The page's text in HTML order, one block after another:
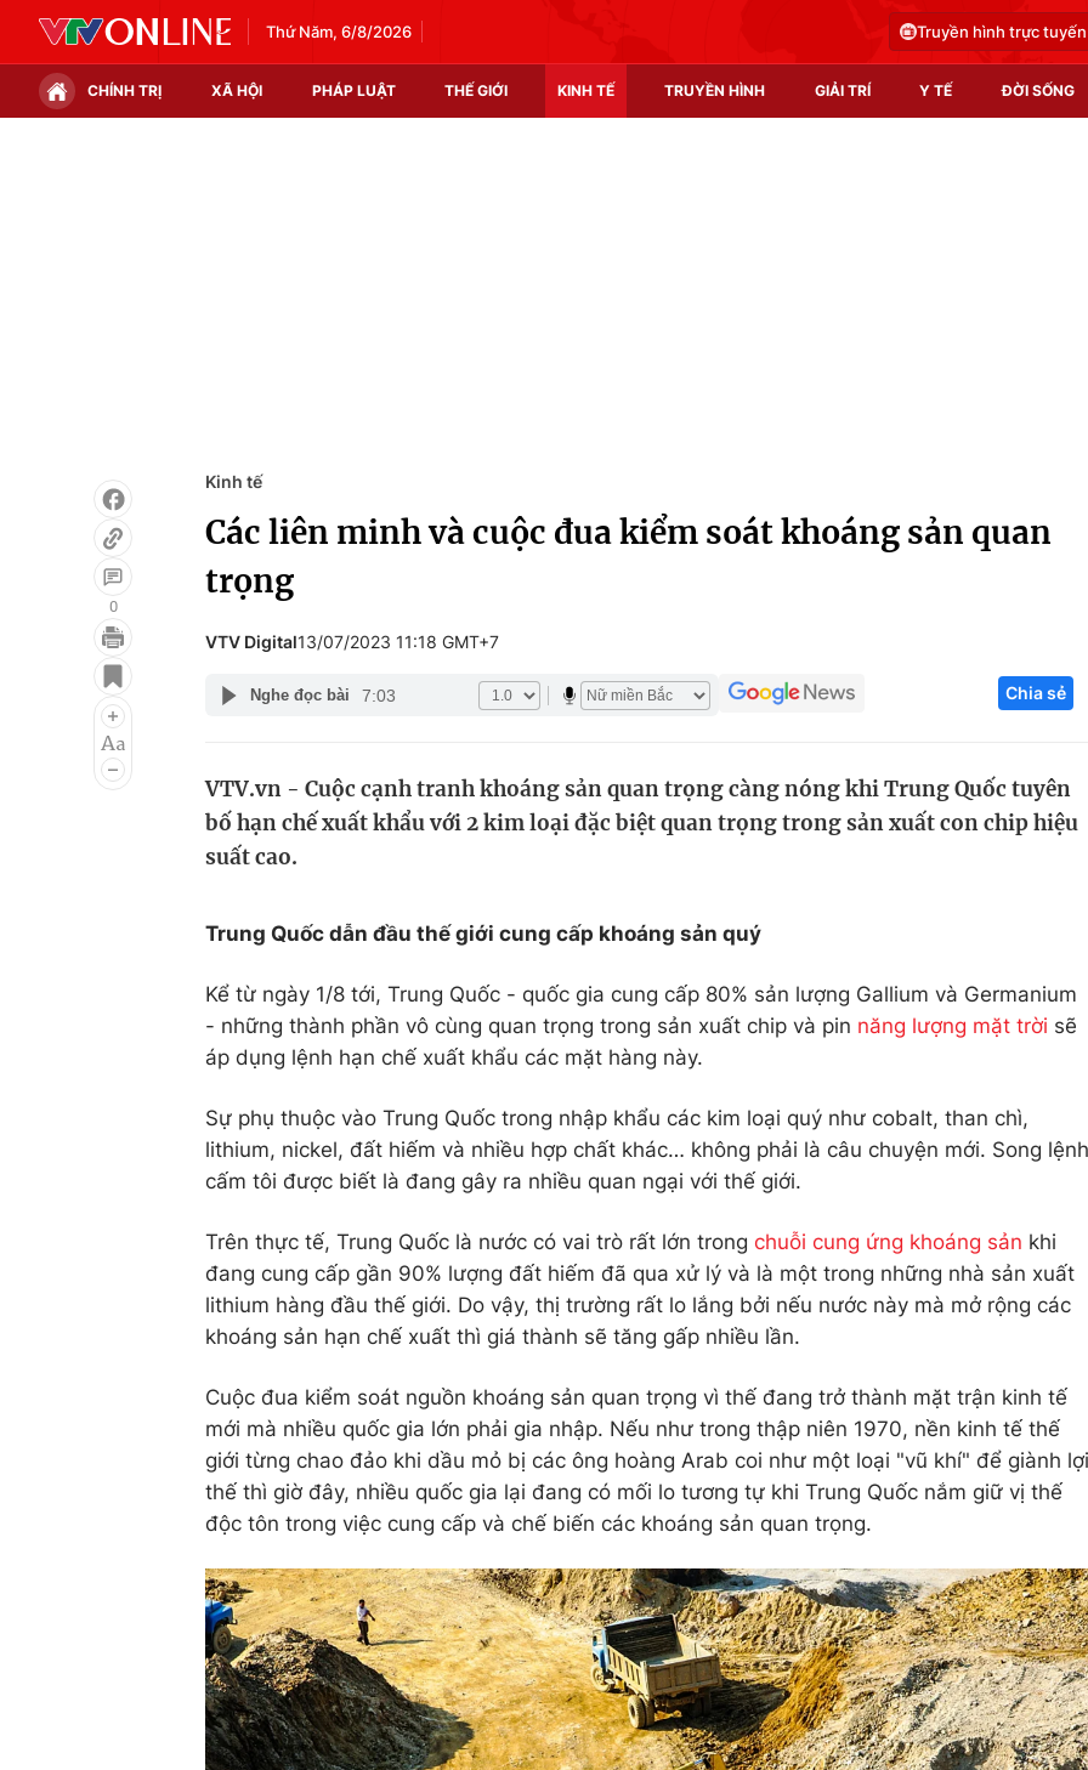
Thứ Năm, 6/8/2026 Truyền hình trực tuyến
CHÍNH TRỊ XÃ HỘI PHÁP LUẬT THẾ GIỚI KINH TẾ TRUYỀN HÌNH GIẢI TRÍ Y TẾ ĐỜI SỐNG
Infographic
Điện ảnh
Âm nhạc
Du lịch
Chất lượng cuộc sống
Tuyển sinh
Hitech Công
Thị trường
0
Kinh tế
Các liên minh và cuộc đua kiểm soát khoáng sản quan
trọng
VTV Digital13/07/2023 11:18 GMT+7
Nghe đọc bài 7:03 Chia sẻ
VTV.vn - Cuộc cạnh tranh khoáng sản quan trọng càng nóng khi Trung Quốc tuyên
bố hạn chế xuất khẩu với 2 kim loại đặc biệt quan trọng trong sản xuất con chip hiệu
suất cao.
Trung Quốc dẫn đầu thế giới cung cấp khoáng sản quý
Kể từ ngày 1/8 tới, Trung Quốc - quốc gia cung cấp 80% sản lượng Gallium và Germanium
- những thành phần vô cùng quan trọng trong sản xuất chip và pin năng lượng mặt trời sẽ
áp dụng lệnh hạn chế xuất khẩu các mặt hàng này.
Sự phụ thuộc vào Trung Quốc trong nhập khẩu các kim loại quý như cobalt, than chì,
lithium, nickel, đất hiếm và nhiều hợp chất khác… không phải là câu chuyện mới. Song lệnh
cấm tôi được biết là đang gây ra nhiều quan ngại với thế giới.
Trên thực tế, Trung Quốc là nước có vai trò rất lớn trong chuỗi cung ứng khoáng sản khi
đang cung cấp gần 90% lượng đất hiếm đã qua xử lý và là một trong những nhà sản xuất
lithium hàng đầu thế giới. Do vậy, thị trường rất lo lắng bởi nếu nước này mà mở rộng các
khoáng sản hạn chế xuất thì giá thành sẽ tăng gấp nhiều lần.
Cuộc đua kiểm soát nguồn khoáng sản quan trọng vì thế đang trở thành mặt trận kinh tế
mới mà nhiều quốc gia lớn phải gia nhập. Nếu như trong thập niên 1970, nền kinh tế thế
giới từng chao đảo khi dầu mỏ bị các ông hoàng Arab coi như một loại "vũ khí" để giành lợi
thế thì giờ đây, nhiều quốc gia lại đang có mối lo tương tự khi Trung Quốc nắm giữ vị thế
độc tôn trong việc cung cấp và chế biến các khoáng sản quan trọng.